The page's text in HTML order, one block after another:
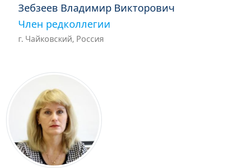
Зебзеев Владимир Викторович
Член редколлегии
г. Чайковский, Россия